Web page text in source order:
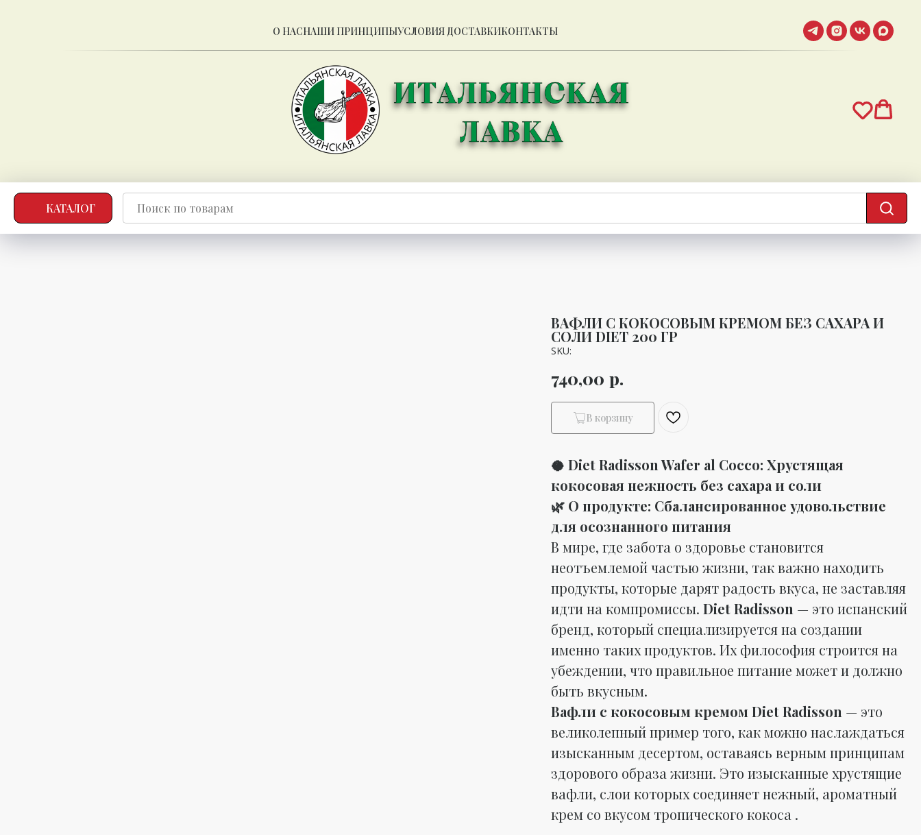
О НАСНАШИ ПРИНЦИПЫУСЛОВИЯ ДОСТАВКИКОНТАКТЫ
КАТАЛОГ
ВАФЛИ С КОКОСОВЫМ КРЕМОМ БЕЗ САХАРА И
СОЛИ DIET 200 ГР
SKU:
740,00 р.
В корзину
🥥 Diet Radisson Wafer al Cocco: Хрустящая
кокосовая нежность без сахара и соли
🌿 О продукте: Сбалансированное удовольствие
для осознанного питания
В мире, где забота о здоровье становится
неотъемлемой частью жизни, так важно находить
продукты, которые дарят радость вкуса, не заставляя
идти на компромиссы. Diet Radisson — это испанский
бренд, который специализируется на создании
именно таких продуктов. Их философия строится на
убеждении, что правильное питание может и должно
быть вкусным.
Вафли с кокосовым кремом Diet Radisson — это
великолепный пример того, как можно наслаждаться
изысканным десертом, оставаясь верным принципам
здорового образа жизни. Это изысканные хрустящие
вафли, слои которых соединяет нежный, ароматный
крем со вкусом тропического кокоса .